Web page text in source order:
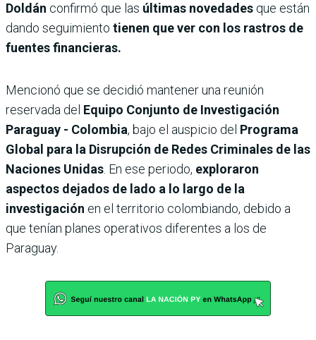
Doldán confirmó que las últimas novedades que están
dando seguimiento tienen que ver con los rastros de
fuentes financieras.
Mencionó que se decidió mantener una reunión
reservada del Equipo Conjunto de Investigación
Paraguay - Colombia, bajo el auspicio del Programa
Global para la Disrupción de Redes Criminales de las
Naciones Unidas. En ese periodo, exploraron
aspectos dejados de lado a lo largo de la
investigación en el territorio colombiando, debido a
que tenían planes operativos diferentes a los de
Paraguay.